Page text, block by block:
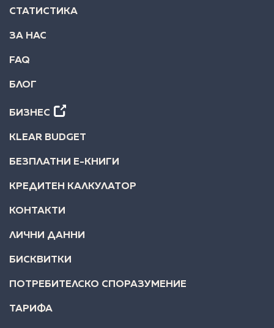
СТАТИСТИКА
ЗА НАС
FAQ
БЛОГ
БИЗНЕС
KLEAR BUDGET
БЕЗПЛАТНИ Е-КНИГИ
КРЕДИТЕН КАЛКУЛАТОР
КОНТАКТИ
ЛИЧНИ ДАННИ
БИСКВИТКИ
ПОТРЕБИТЕЛСКО СПОРАЗУМЕНИЕ
ТАРИФА